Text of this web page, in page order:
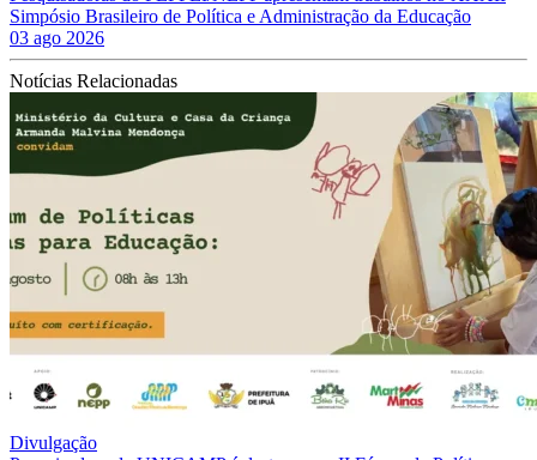
Simpósio Brasileiro de Política e Administração da Educação
03 ago 2026
Notícias Relacionadas
Divulgação